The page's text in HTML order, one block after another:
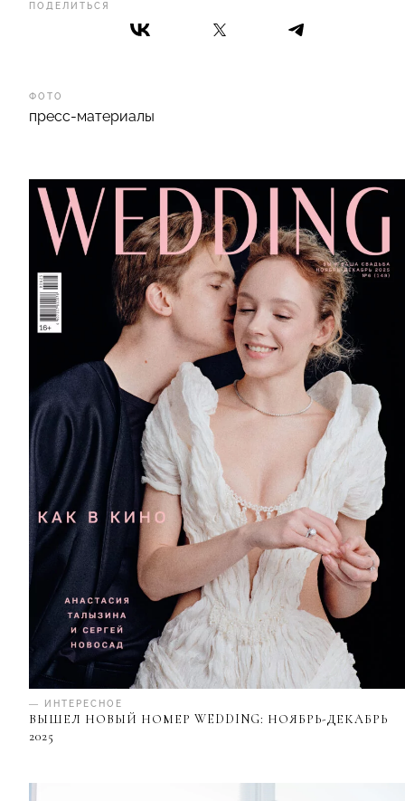
ПОДЕЛИТЬСЯ
ФОТО
пресс-материалы
— ИНТЕРЕСНОЕ
ВЫШЕЛ НОВЫЙ НОМЕР WEDDING: НОЯБРЬ-ДЕКАБРЬ
2025